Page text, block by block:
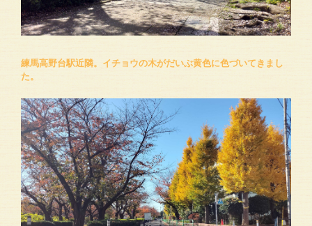
練馬高野台駅近隣。イチョウの木がだいぶ黄色に色づいてきまし
た。